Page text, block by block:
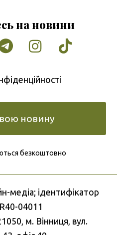
на новини
TumblrInstagram
Tiktok
новину
безкоштовно
медіа; ідентифікатор
04011
м. Вінниця, вул.